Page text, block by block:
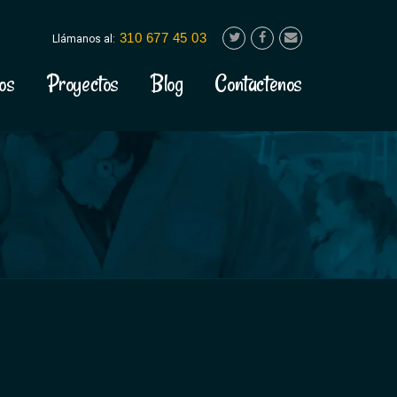
Llámanos al: 310 677 45 03
Proyectos Blog Contactenos